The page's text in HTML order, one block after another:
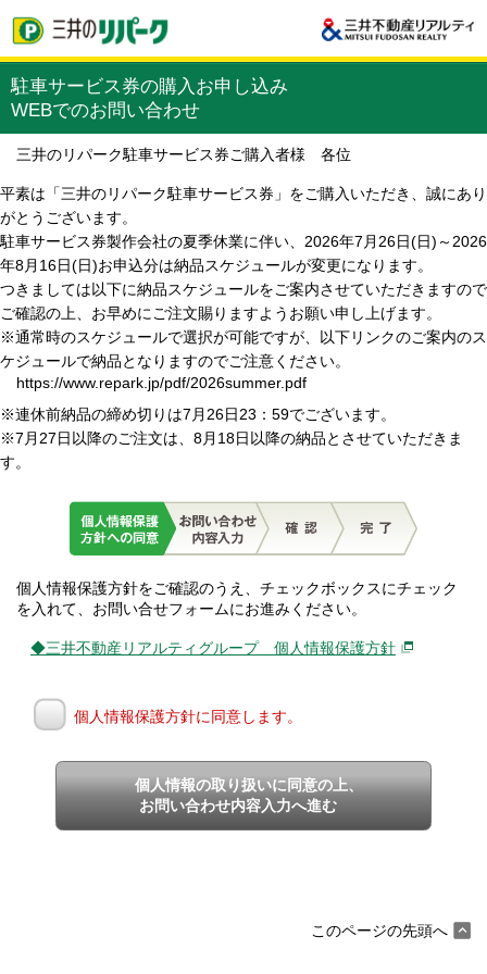
駐車サービス券の購入お申し込み
WEBでのお問い合わせ
三井のリパーク駐車サービス券ご購入者様 各位
平素は「三井のリパーク駐車サービス券」をご購入いただき、誠にあり
がとうございます。
駐車サービス券製作会社の夏季休業に伴い、2026年7月26日(日)～2026
年8月16日(日)お申込分は納品スケジュールが変更になります。
つきましては以下に納品スケジュールをご案内させていただきますので
ご確認の上、お早めにご注文賜りますようお願い申し上げます。
※通常時のスケジュールで選択が可能ですが、以下リンクのご案内のス
ケジュールで納品となりますのでご注意ください。
https://www.repark.jp/pdf/2026summer.pdf
※連休前納品の締め切りは7月26日23：59でございます。
※7月27日以降のご注文は、8月18日以降の納品とさせていただきま
す。
個人情報保護方針をご確認のうえ、チェックボックスにチェック
を入れて、お問い合せフォームにお進みください。
◆三井不動産リアルティグループ 個人情報保護方針
個人情報保護方針に同意します。
個人情報の取り扱いに同意の上、
お問い合わせ内容入力へ進む
このページの先頭へ